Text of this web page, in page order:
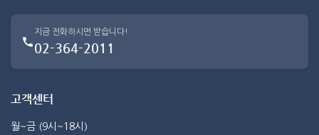
지금 전화하시면 받습니다!
02-364-2011
고객센터
월~금 (9시~18시)